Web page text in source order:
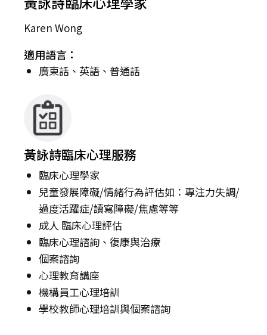
Karen Wong
適用語言：
廣東話、英語、普通話
黃詠詩臨床心理服務
臨床心理學家
兒童發展障礙/情緒行為評估如：專注力失調/
過度活躍症/讀寫障礙/焦慮等等
成人 臨床心理評估
臨床心理諮詢、復康與治療
個案諮詢
心理教育講座
機構員工心理培訓
學校教師心理培訓與個案諮詢